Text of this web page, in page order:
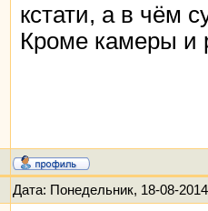
кстати, а в чём
Кроме камеры и
Дата: Понедельник, 18-08-